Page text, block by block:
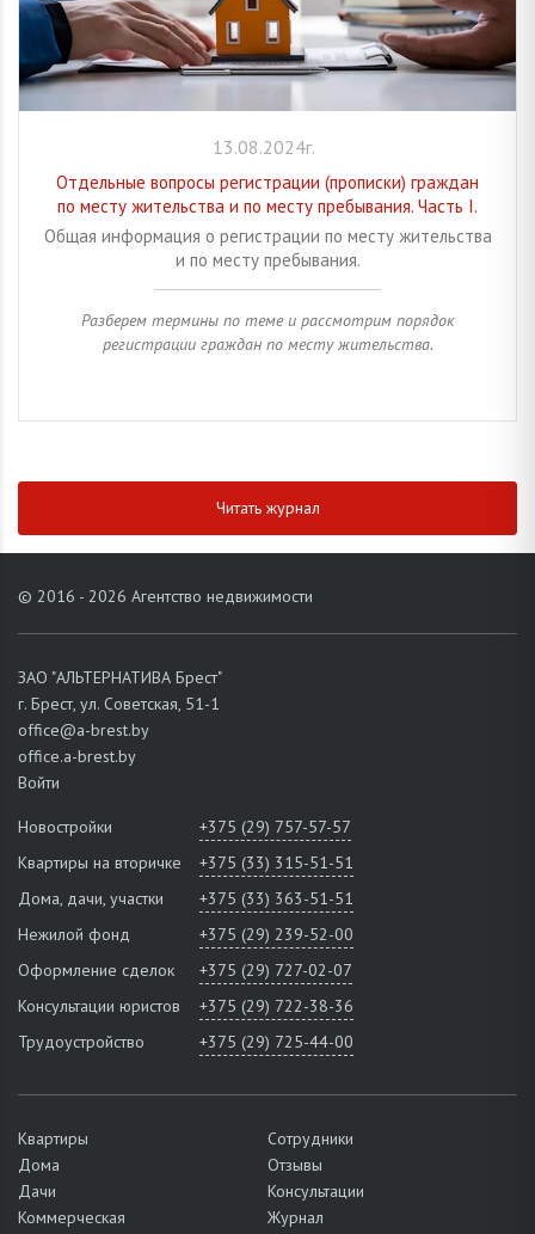
13.08.2024г.
Отдельные вопросы регистрации (прописки) граждан
по месту жительства и по месту пребывания. Часть I.
Общая информация о регистрации по месту жительства
и по месту пребывания.
Разберем термины по теме и рассмотрим порядок
регистрации граждан по месту жительства.
Читать журнал
© 2016 - 2026 Агентство недвижимости
ЗАО "АЛЬТЕРНАТИВА Брест"
г. Брест, ул. Советская, 51-1
office@a-brest.by
office.a-brest.by
Войти
Новостройки
+375 (29) 757-57-57
Квартиры на вторичке
+375 (33) 315-51-51
Дома, дачи, участки
+375 (33) 363-51-51
Нежилой фонд
+375 (29) 239-52-00
Оформление сделок
+375 (29) 727-02-07
Консультации юристов
+375 (29) 722-38-36
Трудоустройство
+375 (29) 725-44-00
Квартиры
Дома
Дачи
Коммерческая
Сотрудники
Отзывы
Консультации
Журнал